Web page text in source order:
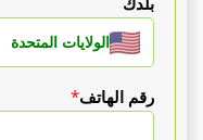
الولايات المتحدة
رقم الهاتف*